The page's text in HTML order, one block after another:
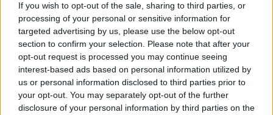
If you wish to opt-out of the sale, sharing to third parties, or
processing of your personal or sensitive information for
targeted advertising by us, please use the below opt-out
section to confirm your selection. Please note that after your
opt-out request is processed you may continue seeing
interest-based ads based on personal information utilized by
us or personal information disclosed to third parties prior to
your opt-out. You may separately opt-out of the further
disclosure of your personal information by third parties on the